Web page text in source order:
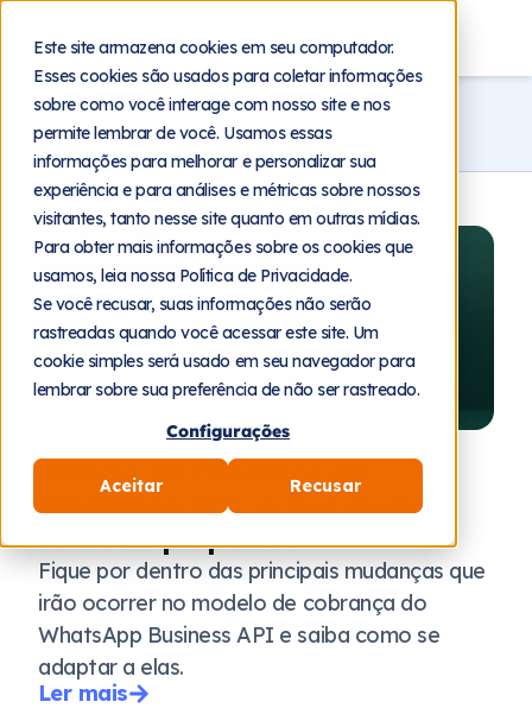
Este site armazena cookies em seu computador.
Esses cookies são usados para coletar informações
sobre como você interage com nosso site e nos
permite lembrar de você. Usamos essas
informações para melhorar e personalizar sua
experiência e para análises e métricas sobre nossos
visitantes, tanto nesse site quanto em outras mídias.
Para obter mais informações sobre os cookies que
usamos, leia nossa Política de Privacidade.
Se você recusar, suas informações não serão
rastreadas quando você acessar este site. Um
cookie simples será usado em seu navegador para
lembrar sobre sua preferência de não ser rastreado.
Configurações
Aceitar Recusar
Blog
4 de agosto de 2026
Modelo de cobrança do
WhatsApp API: o que muda e
como se preparar?
Fique por dentro das principais mudanças que
irão ocorrer no modelo de cobrança do
WhatsApp Business API e saiba como se
adaptar a elas.
Ler mais